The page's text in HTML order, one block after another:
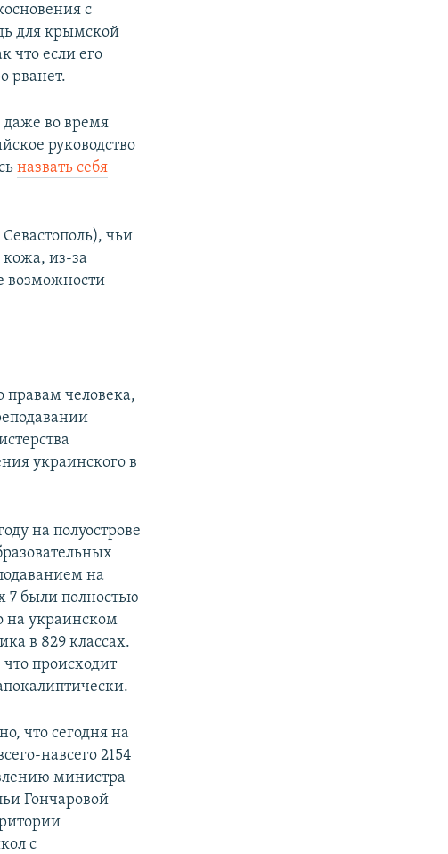
с
для крымской
что если его
рванет.
даже во время
руководство
назвать себя
чьи
из-за
возможности
человека,
украинского в
на полуострове
на
7 были полностью
на украинском
в 829 классах.
происходит
что сегодня на
навсего 2154
министра
Гончаровой
с